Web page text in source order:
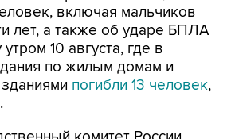
включая мальчиков
лет, а также об ударе БПЛА
10 августа, где в
по жилым домам и
погибли 13 человек,